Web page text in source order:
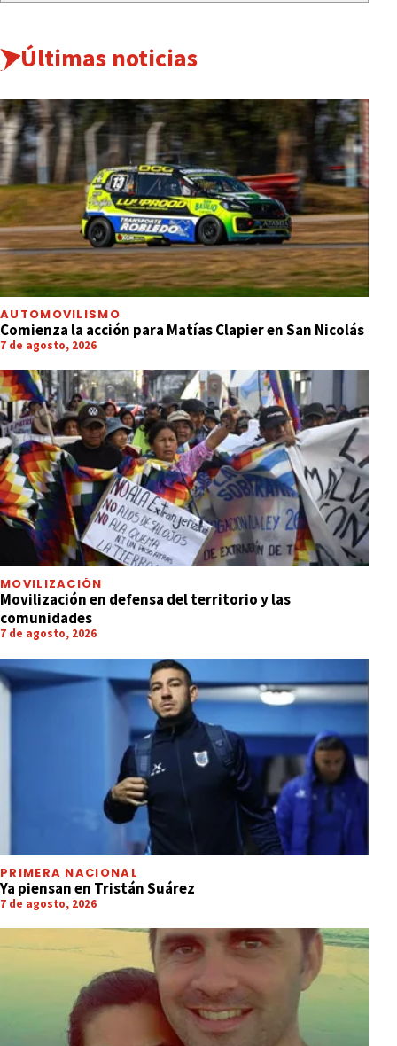
Últimas noticias
AUTOMOVILISMO
Comienza la acción para Matías Clapier en San Nicolás
7 de agosto, 2026
MOVILIZACIÓN
Movilización en defensa del territorio y las
comunidades
7 de agosto, 2026
PRIMERA NACIONAL
Ya piensan en Tristán Suárez
7 de agosto, 2026